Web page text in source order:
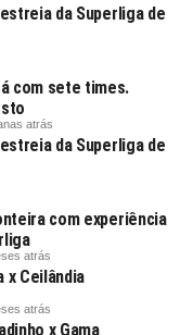
da Superliga de
com sete times.
atrás
da Superliga de
com experiência
atrás
x Ceilândia
atrás
x Gama